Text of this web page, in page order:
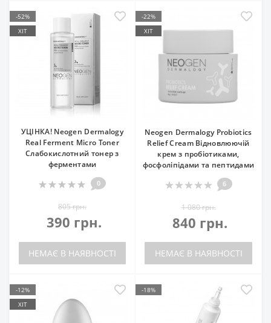
-52%
ХІТ
УЦІНКА! Neogen Dermalogy
Real Ferment Micro Toner
Слабокислотний тонер з
ферментами
0
805 грн.
390 грн.
НЕМАЄ В НАЯВНОСТІ
-22%
ХІТ
Neogen Dermalogy Probiotics
Relief Cream Відновлюючій
крем з пробіотиками,
фосфоліпідами та пептидами
6
1 080 грн.
840 грн.
НЕМАЄ В НАЯВНОСТІ
-12%
ХІТ
-18%